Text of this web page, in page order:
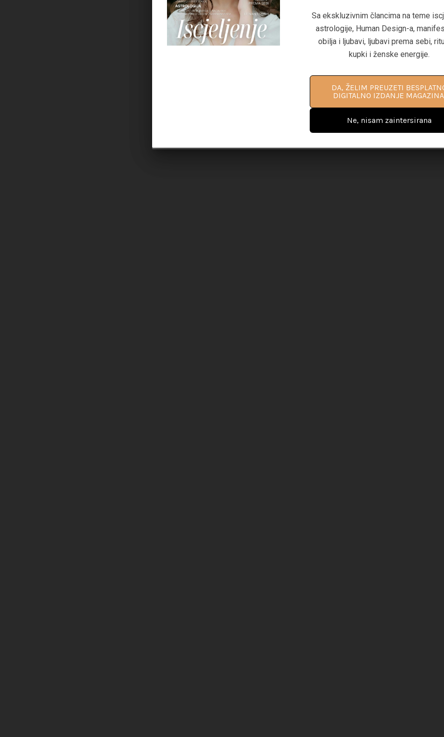
Coaching - Kako pomoći klijentima
postignu duboku transformaciju i
uspješan coaching biznis"
INFORMACIJA O PRIRUČNIKU ZA
COACHING
Ne, nisam zaintersirana
Sa ekskluzivnim člancima na teme
astrologije, Human Design-a,
obilja i ljubavi, ljubavi prema sebi,
kupki i ženske energije.
DA, ŽELIM PREUZETI
DIGITALNO IZDANJE
Ne, nisam zaintersirana